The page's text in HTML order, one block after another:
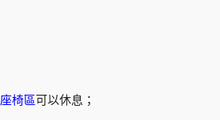
座椅區可以休息；